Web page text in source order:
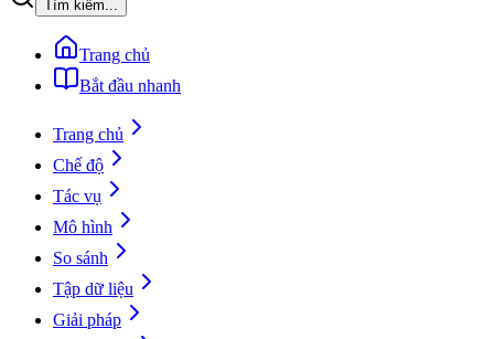
Tìm kiếm...
Trang chủ
Bắt đầu nhanh
Trang chủ
Chế độ
Tác vụ
Mô hình
So sánh
Tập dữ liệu
Giải pháp